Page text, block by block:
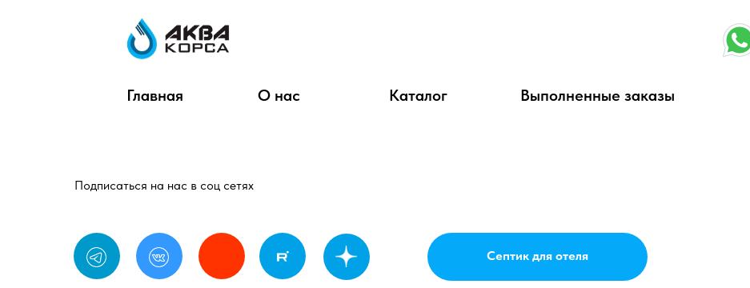
Выполненные заказы
О нас
Главная Каталог
Септик для отеля
Подписаться на нас в соц сетях